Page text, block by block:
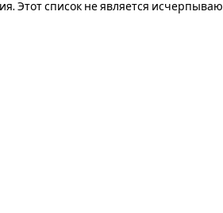
Этот список не является